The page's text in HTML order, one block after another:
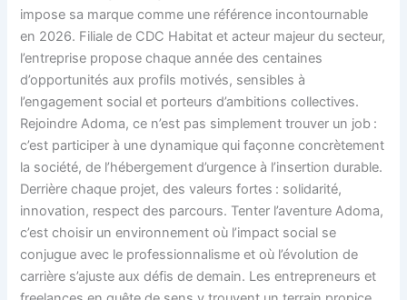
impose sa marque comme une référence incontournable
en 2026. Filiale de CDC Habitat et acteur majeur du secteur,
l’entreprise propose chaque année des centaines
d’opportunités aux profils motivés, sensibles à
l’engagement social et porteurs d’ambitions collectives.
Rejoindre Adoma, ce n’est pas simplement trouver un job :
c’est participer à une dynamique qui façonne concrètement
la société, de l’hébergement d’urgence à l’insertion durable.
Derrière chaque projet, des valeurs fortes : solidarité,
innovation, respect des parcours. Tenter l’aventure Adoma,
c’est choisir un environnement où l’impact social se
conjugue avec le professionnalisme et où l’évolution de
carrière s’ajuste aux défis de demain. Les entrepreneurs et